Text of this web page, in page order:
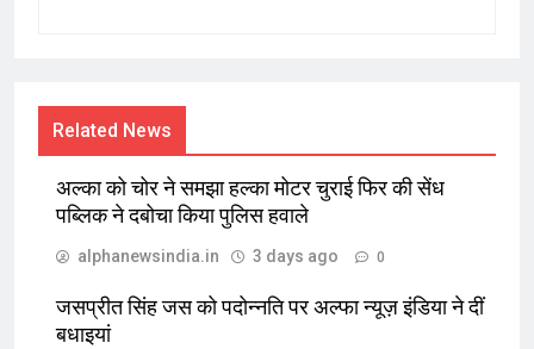
Related News
अल्का को चोर ने समझा हल्का मोटर चुराई फिर की सेंध
पब्लिक ने दबोचा किया पुलिस हवाले
alphanewsindia.in 3 days ago 0
जसप्रीत सिंह जस को पदोन्नति पर अल्फा न्यूज़ इंडिया ने दीं
बधाइयां